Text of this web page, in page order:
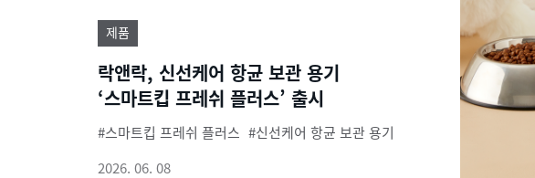
제품
락앤락, 신선케어 항균 보관 용기
‘스마트킵 프레쉬 플러스’ 출시
스마트킵 프레쉬 플러스
신선케어 항균 보관 용기
2026. 06. 08